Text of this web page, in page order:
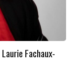
Fachaux-